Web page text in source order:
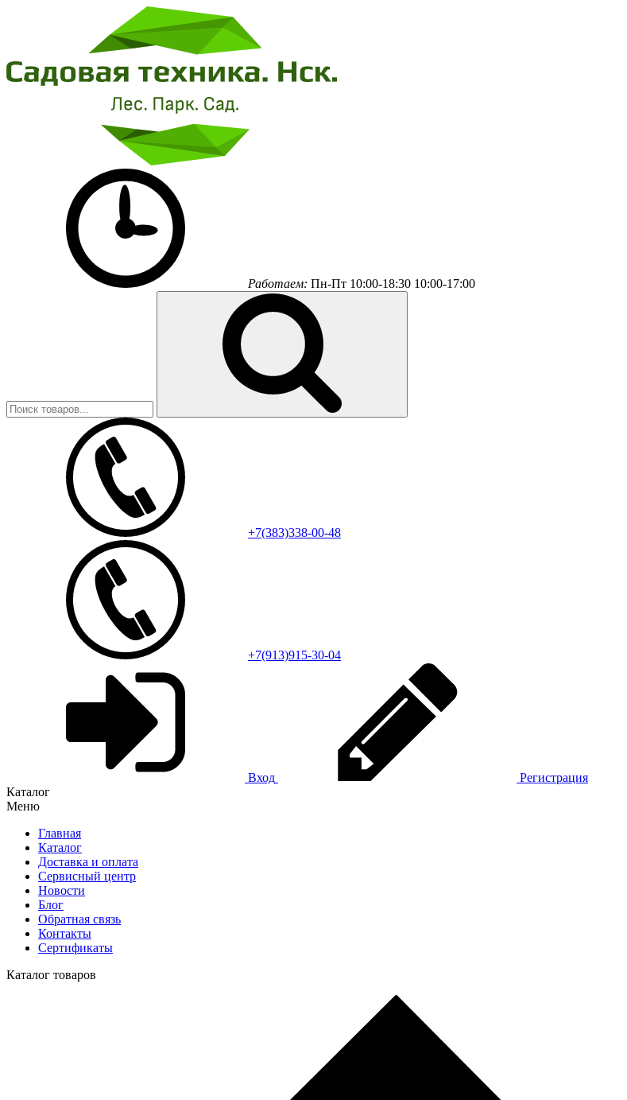
Работаем: Пн-Пт 10:00-18:30 10:00-17:00
+7(383)338-00-48
+7(913)915-30-04
Вход
Регистрация
Каталог
Меню
Главная
Каталог
Доставка и оплата
Сервисный центр
Новости
Блог
Обратная связь
Контакты
Сертификаты
Каталог товаров